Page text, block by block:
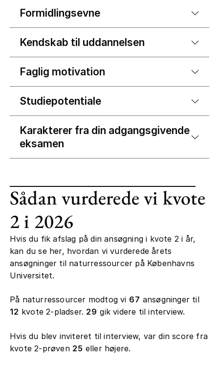
Formidlingsevne
Kendskab til uddannelsen
Faglig motivation
Studiepotentiale
Karakterer fra din adgangsgivende
eksamen
Sådan vurderede vi kvote
2 i 2026
Hvis du fik afslag på din ansøgning i kvote 2 i år,
kan du se her, hvordan vi vurderede årets
ansøgninger til naturressourcer på Københavns
Universitet.
På naturressourcer modtog vi 67 ansøgninger til
12 kvote 2-pladser. 29 gik videre til interview.
Hvis du blev inviteret til interview, var din score fra
kvote 2-prøven 25 eller højere.